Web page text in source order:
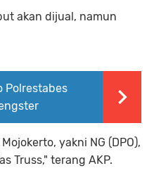
akan dijual, namun
Polrestabes
yakni NG (DPO),
Truss," terang AKP.